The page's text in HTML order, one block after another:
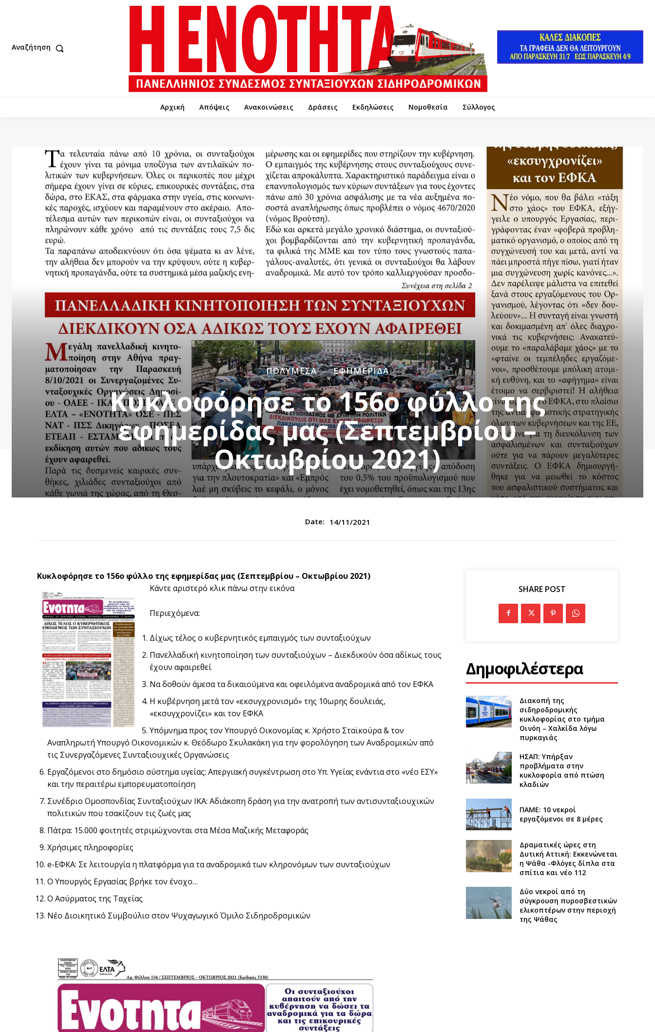
Αναζήτηση
Αρχική Απόψεις Ανακοινώσεις Δράσεις Εκδηλώσεις Νομοθεσία Σύλλογος
ΠΟΛΥΜΈΣΑ ΕΦΗΜΕΡΊΔΑ
Κυκλοφόρησε το 156ο φύλλο της
εφημερίδας μας (Σεπτεμβρίου –
Οκτωβρίου 2021)
Date: 14/11/2021
Κυκλοφόρησε το 156ο φύλλο της εφημερίδας μας (Σεπτεμβρίου – Οκτωβρίου 2021)
Κάντε αριστερό κλικ πάνω στην εικόνα
Περιεχόμενα:
Δίχως τέλος ο κυβερνητικός εμπαιγμός των συνταξιούχων
Πανελλαδική κινητοποίηση των συνταξιούχων – Διεκδικούν όσα αδίκως τους
έχουν αφαιρεθεί
Να δοθούν άμεσα τα δικαιούμενα και οφειλόμενα αναδρομικά από τον ΕΦΚΑ
Η κυβέρνηση μετά τον «εκσυγχρονισμό» της 10ωρης δουλειάς,
«εκσυγχρονίζει» και τον ΕΦΚΑ
Υπόμνημα προς τον Υπουργό Οικονομίας κ. Χρήστο Σταϊκούρα & τον
Αναπληρωτή Υπουργό Οικονομικών κ. Θεόδωρο Σκυλακάκη για την φορολόγηση των Αναδρομικών από
τις Συνεργαζόμενες Συνταξιουχικές Οργανώσεις
Εργαζόμενοι στο δημόσιο σύστημα υγείας: Απεργιακή συγκέντρωση στο Υπ. Υγείας ενάντια στο «νέο ΕΣΥ»
και την περαιτέρω εμπορευματοποίηση
Συνέδριο Ομοσπονδίας Συνταξιούχων ΙΚΑ: Αδιάκοπη δράση για την ανατροπή των αντισυνταξιουχικών
πολιτικών που τσακίζουν τις ζωές μας
Πάτρα: 15.000 φοιτητές στριμώχνονται στα Μέσα Μαζικής Μεταφοράς
Χρήσιμες πληροφορίες
e-ΕΦΚΑ: Σε λειτουργία η πλατφόρμα για τα αναδρομικά των κληρονόμων των συνταξιούχων
Ο Υπουργός Εργασίας βρήκε τον ένοχο…
Ο Ασύρματος της Ταχείας
Νέο Διοικητικό Συμβούλιο στον Ψυχαγωγικό Όμιλο Σιδηροδρομικών
SHARE POST
Δημοφιλέστερα
Διακοπή της
σιδηροδρομικής
κυκλοφορίας στο τμήμα
Οινόη – Χαλκίδα λόγω
πυρκαγιάς
ΗΣΑΠ: Υπήρξαν
προβλήματα στην
κυκλοφορία από πτώση
κλαδιών
ΠΑΜΕ: 10 νεκροί
εργαζόμενοι σε 8 μέρες
Δραματικές ώρες στη
Δυτική Αττική: Εκκενώνεται
η Ψάθα -Φλόγες δίπλα στα
σπίτια και νέο 112
Δύο νεκροί από τη
σύγκρουση πυροσβεστικών
ελικοπτέρων στην περιοχή
της Ψάθας